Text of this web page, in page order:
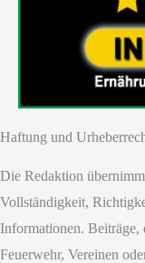
Haftung und
Die Redaktion
Vollständigkeit,
Informationen.
Feuerwehr, Vereinen